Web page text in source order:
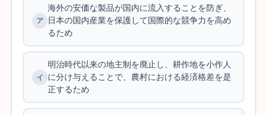
海外の安価な製品が国内に流入することを防ぎ、
日本の国内産業を保護して国際的な競争力を高め
るため
明治時代以来の地主制を廃止し、耕作地を小作人
に分け与えることで、農村における経済格差を是
正するため